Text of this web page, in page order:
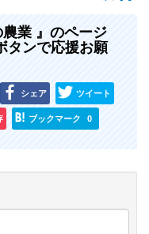
業 』のページ
タンで応援お願
シェア ツイート
ブックマーク 0